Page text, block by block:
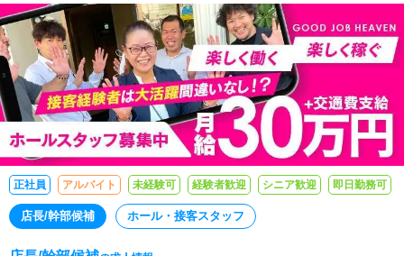
正社員 アルバイト 未経験可 経験者歓迎 シニア歓迎 即日勤務可
店長/幹部候補 ホール・接客スタッフ